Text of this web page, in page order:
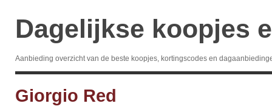
Dagelijkse koopjes
Aanbieding overzicht van de beste koopjes, kortingscodes en
Giorgio Red